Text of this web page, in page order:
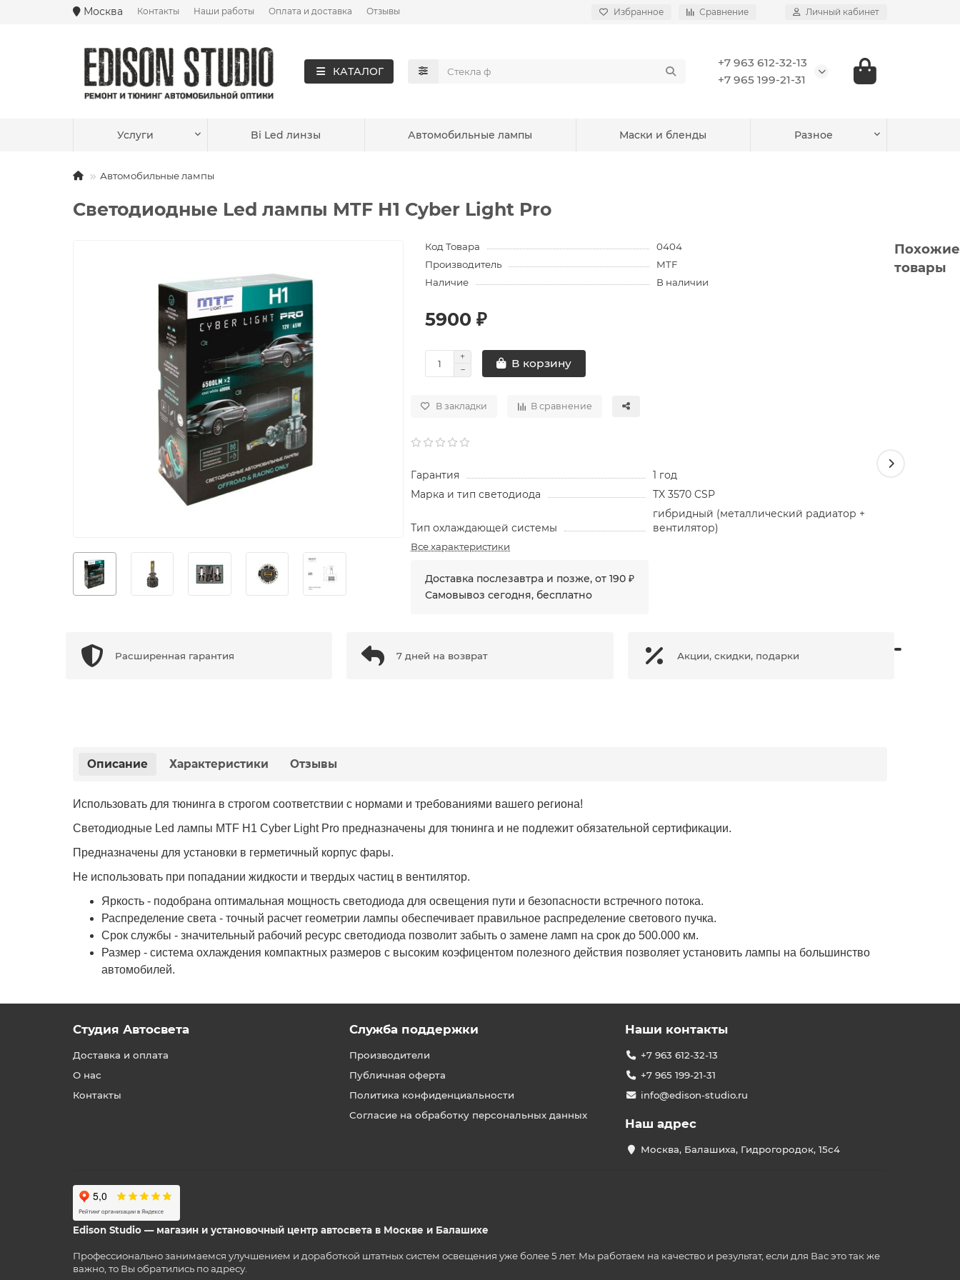
Москва Контакты Наши работы Оплата и доставка Отзывы Избранное Сравнение Личный кабинет
КАТАЛОГ
+7 963 612-32-13
+7 965 199-21-31
Услуги Bi Led линзы Автомобильные лампы Маски и бленды Разное
Автомобильные лампы
Светодиодные Led лампы MTF Н1 Cyber Light Pro
Код Товара
0404
Производитель
MTF
Наличие
В наличии
5900 ₽
В корзину
В закладки В сравнение
Гарантия
1 год
Марка и тип светодиода
TX 3570 CSP
Тип охлаждающей системы
гибридный (металлический радиатор +
вентилятор)
Все характеристики
Доставка послезавтра и позже, от 190 ₽
Самовывоз сегодня, бесплатно
Расширенная гарантия 7 дней на возврат Акции, скидки, подарки
Описание Характеристики Отзывы
Использовать для тюнинга в строгом соответствии с нормами и требованиями вашего региона!
Светодиодные Led лампы MTF Н1 Cyber Light Pro предназначены для тюнинга и не подлежит обязательной сертификации.
Предназначены для установки в герметичный корпус фары.
Не использовать при попадании жидкости и твердых частиц в вентилятор.
Яркость - подобрана оптимальная мощность светодиода для освещения пути и безопасности встречного потока.
Распределение света - точный расчет геометрии лампы обеспечивает правильное распределение светового пучка.
Срок службы - значительный рабочий ресурс светодиода позволит забыть о замене ламп на срок до 500.000 км.
Размер - система охлаждения компактных размеров с высоким коэфицентом полезного действия позволяет установить лампы на большинство
автомобилей.
Похожие
товары
Студия Автосвета
Доставка и оплата
О нас
Контакты
Служба поддержки
Производители
Публичная оферта
Политика конфиденциальности
Согласие на обработку персональных данных
Наши контакты
+7 963 612-32-13
+7 965 199-21-31
info@edison-studio.ru
Наш адрес
Москва, Балашиха, Гидрогородок, 15с4
Edison Studio — магазин и установочный центр автосвета в Москве и Балашихе
Профессионально занимаемся улучшением и доработкой штатных систем освещения уже более 5 лет. Мы работаем на качество и результат, если для Вас это так же
важно, то Вы обратились по адресу.